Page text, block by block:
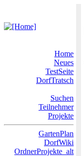
Home
Neues
TestSeite
DorfTratsch
Suchen
Teilnehmer
Projekte
GartenPlan
DorfWiki
OrdnerProjekte_alt